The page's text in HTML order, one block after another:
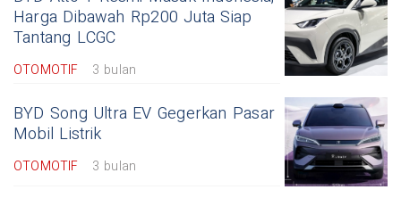
Harga Dibawah Rp200 Juta Siap
Tantang LCGC
OTOMOTIF 3 bulan
BYD Song Ultra EV Gegerkan Pasar
Mobil Listrik
OTOMOTIF 3 bulan